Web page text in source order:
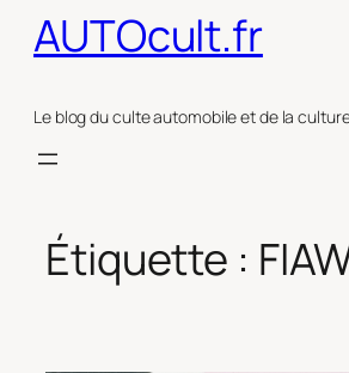
AUTOcult.fr
Le blog du culte automobile et de la
Étiquette :